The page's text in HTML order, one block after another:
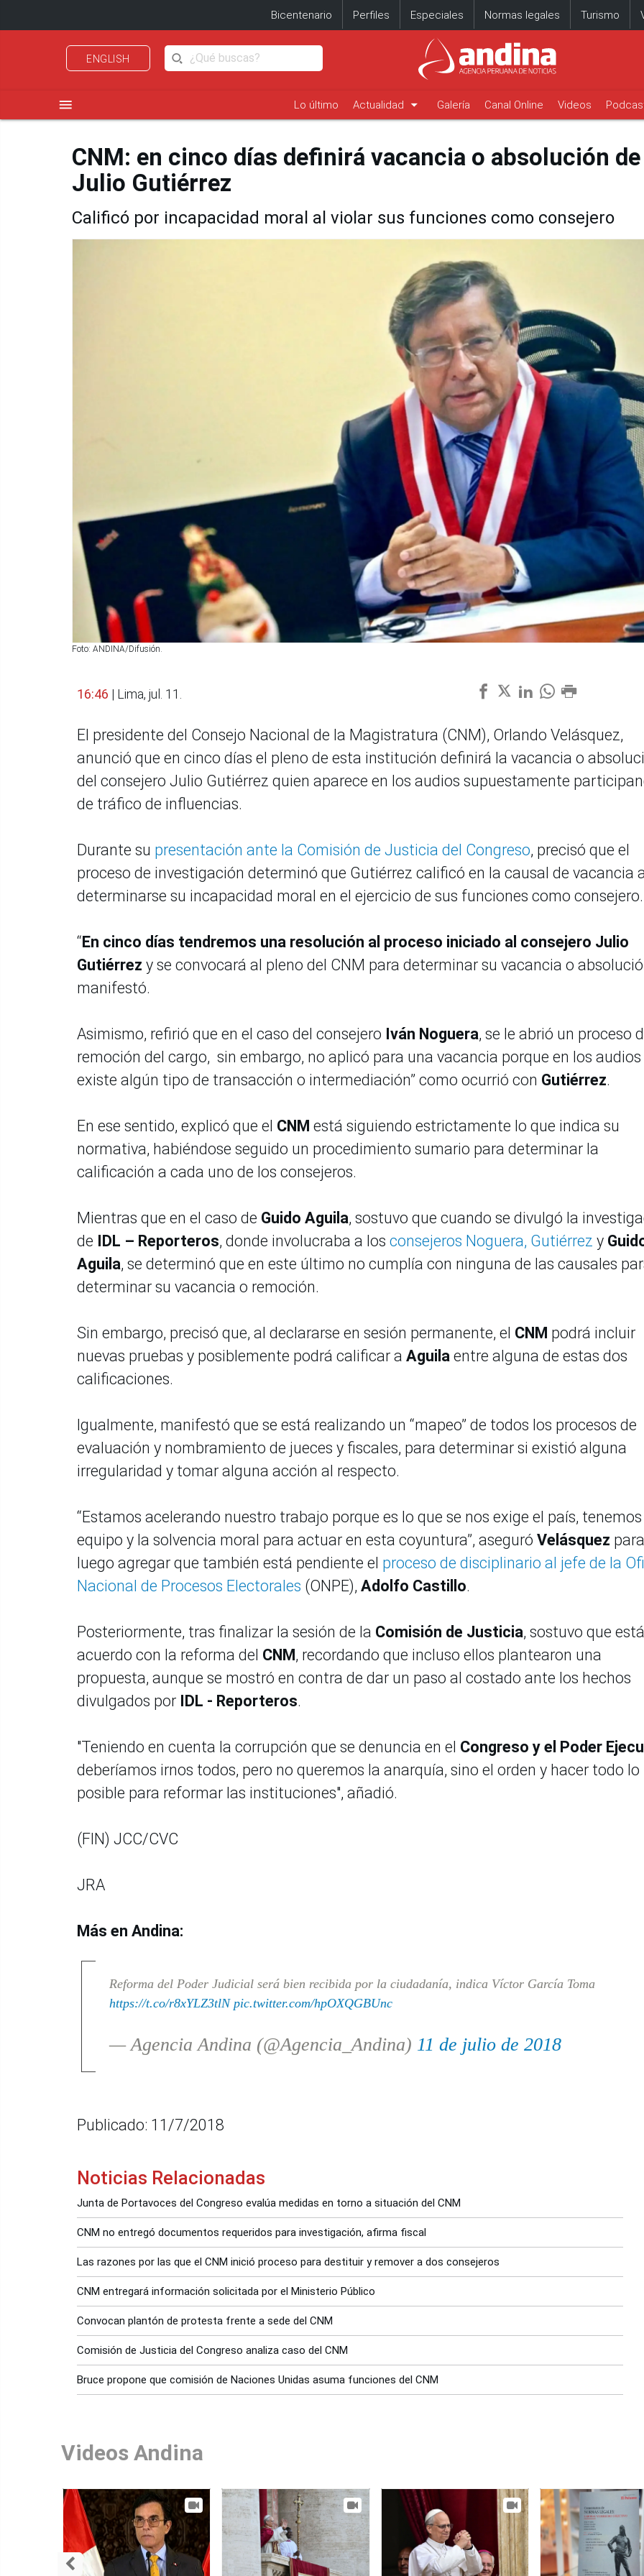
Bicentenario Perfiles Especiales Normas legales Turismo
ENGLISH
menu Lo último Actualidad arrow_drop_down Galería Canal Online Videos
CNM: en cinco días definirá vacancia o absolución de
Julio Gutiérrez
Calificó por incapacidad moral al violar sus funciones como consejero
Foto: ANDINA/Difusión.
16:46 | Lima, jul. 11.
El presidente del Consejo Nacional de la Magistratura (CNM), Orlando Velásquez,
anunció que en cinco días el pleno de esta institución definirá la vacancia o
del consejero Julio Gutiérrez quien aparece en los audios supuestamente
de tráfico de influencias.
Durante su presentación ante la Comisión de Justicia del Congreso, precisó que el
proceso de investigación determinó que Gutiérrez calificó en la causal de vacancia
determinarse su incapacidad moral en el ejercicio de sus funciones como consejero.
“En cinco días tendremos una resolución al proceso iniciado al consejero Julio
Gutiérrez y se convocará al pleno del CNM para determinar su vacancia o
manifestó.
Asimismo, refirió que en el caso del consejero Iván Noguera, se le abrió un proceso
remoción del cargo, sin embargo, no aplicó para una vacancia porque en los audios
existe algún tipo de transacción o intermediación” como ocurrió con Gutiérrez.
En ese sentido, explicó que el CNM está siguiendo estrictamente lo que indica su
normativa, habiéndose seguido un procedimiento sumario para determinar la
calificación a cada uno de los consejeros.
Mientras que en el caso de Guido Aguila, sostuvo que cuando se divulgó la
de IDL – Reporteros, donde involucraba a los consejeros Noguera, Gutiérrez y
Aguila, se determinó que en este último no cumplía con ninguna de las causales
determinar su vacancia o remoción.
Sin embargo, precisó que, al declararse en sesión permanente, el CNM podrá incluir
nuevas pruebas y posiblemente podrá calificar a Aguila entre alguna de estas dos
calificaciones.
Igualmente, manifestó que se está realizando un “mapeo” de todos los procesos de
evaluación y nombramiento de jueces y fiscales, para determinar si existió alguna
irregularidad y tomar alguna acción al respecto.
“Estamos acelerando nuestro trabajo porque es lo que se nos exige el país, tenemos
equipo y la solvencia moral para actuar en esta coyuntura”, aseguró Velásquez para
luego agregar que también está pendiente el proceso de disciplinario al jefe de la
Nacional de Procesos Electorales (ONPE), Adolfo Castillo.
Posteriormente, tras finalizar la sesión de la Comisión de Justicia, sostuvo que
acuerdo con la reforma del CNM, recordando que incluso ellos plantearon una
propuesta, aunque se mostró en contra de dar un paso al costado ante los hechos
divulgados por IDL - Reporteros.
"Teniendo en cuenta la corrupción que se denuncia en el Congreso y el Poder
deberíamos irnos todos, pero no queremos la anarquía, sino el orden y hacer todo lo
posible para reformar las instituciones", añadió.
(FIN) JCC/CVC
JRA
Más en Andina:
Reforma del Poder Judicial será bien recibida por la ciudadanía, indica Víctor García Toma
https://t.co/r8xYLZ3tlN pic.twitter.com/hpOXQGBUnc
— Agencia Andina (@Agencia_Andina) 11 de julio de 2018
Publicado: 11/7/2018
Noticias Relacionadas
Junta de Portavoces del Congreso evalúa medidas en torno a situación del CNM
CNM no entregó documentos requeridos para investigación, afirma fiscal
Las razones por las que el CNM inició proceso para destituir y remover a dos consejeros
CNM entregará información solicitada por el Ministerio Público
Convocan plantón de protesta frente a sede del CNM
Comisión de Justicia del Congreso analiza caso del CNM
Bruce propone que comisión de Naciones Unidas asuma funciones del CNM
Videos Andina